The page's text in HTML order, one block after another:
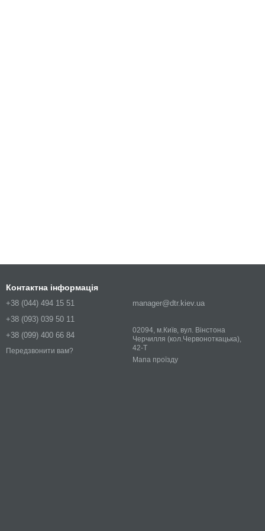
Контактна інформація
+38 (044) 494 15 51
+38 (093) 039 50 11
+38 (099) 400 66 84
Передзвонити вам?
manager@dtr.kiev.ua
02094, м.Київ, вул. Вінстона
Черчилля (кол.Червоноткацька),
42-Т
Мапа проїзду